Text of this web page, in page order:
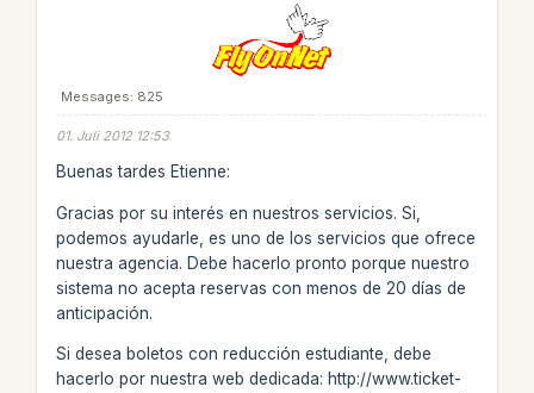
Messages: 825
01. Juli 2012 12:53
Buenas tardes Etienne:
Gracias por su interés en nuestros servicios. Si,
podemos ayudarle, es uno de los servicios que ofrece
nuestra agencia. Debe hacerlo pronto porque nuestro
sistema no acepta reservas con menos de 20 días de
anticipación.
Si desea boletos con reducción estudiante, debe
hacerlo por nuestra web dedicada: http://www.ticket-